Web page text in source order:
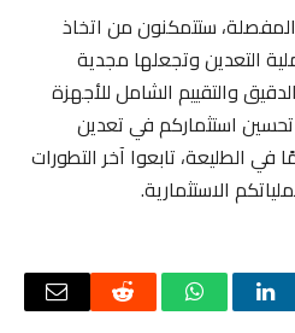
ستتمكنون من اتخاذ
التعدين وتجعلها مجدية
والتقييم الشامل للأجهزة
استثماركم في تعدين
في الطليعة، تابعوا آخر التطورات
الاستثمارية.
لينكدإن واتسابرديت
البريد